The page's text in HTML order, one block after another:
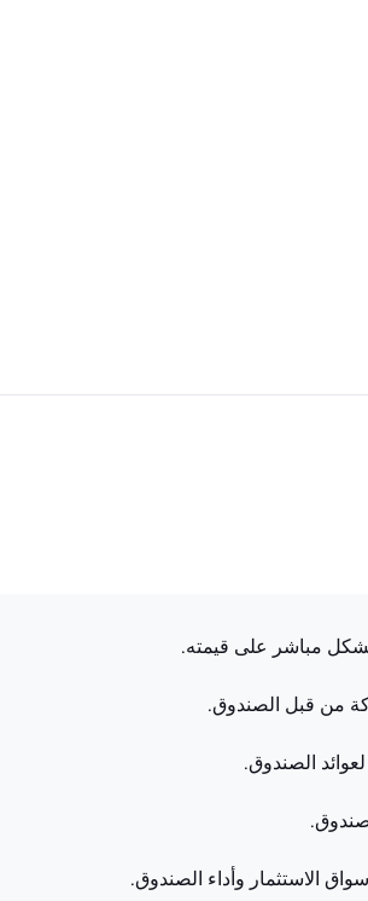
من قبل الصندوق.
الصندوق.
الاستثمار وأداء الصندوق.